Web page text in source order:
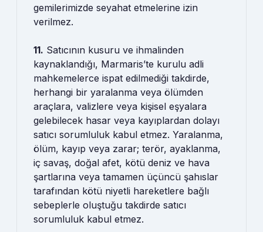
gemilerimizde seyahat etmelerine izin
verilmez.
11. Satıcının kusuru ve ihmalinden
kaynaklandığı, Marmaris’te kurulu adli
mahkemelerce ispat edilmediği takdirde,
herhangi bir yaralanma veya ölümden
araçlara, valizlere veya kişisel eşyalara
gelebilecek hasar veya kayıplardan dolayı
satıcı sorumluluk kabul etmez. Yaralanma,
ölüm, kayıp veya zarar; terör, ayaklanma,
iç savaş, doğal afet, kötü deniz ve hava
şartlarına veya tamamen üçüncü şahıslar
tarafından kötü niyetli hareketlere bağlı
sebeplerle oluştuğu takdirde satıcı
sorumluluk kabul etmez.